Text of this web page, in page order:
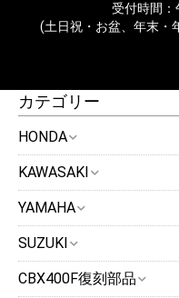
カテゴリー
HONDA
KAWASAKI
YAMAHA
SUZUKI
CBX400F復刻部品
受付時間：
(土日祝・お盆、年末・